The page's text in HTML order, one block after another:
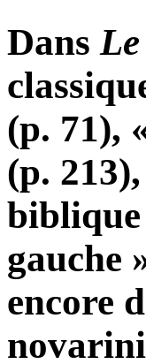
Dans
(p. 71),
(p.
gauche
encore